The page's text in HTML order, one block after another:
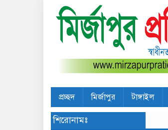
প্রচ্ছদ মির্জাপুর টাঙ্গাইল
শিরোনামঃ